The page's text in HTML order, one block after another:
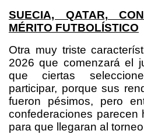
SUECIA, QATAR,
MÉRITO FUTBOLÍSTICO
Otra muy triste
2026 que comenzará el
que ciertas
participar, porque sus
fueron pésimos, pero
confederaciones parecen
para que llegaran al